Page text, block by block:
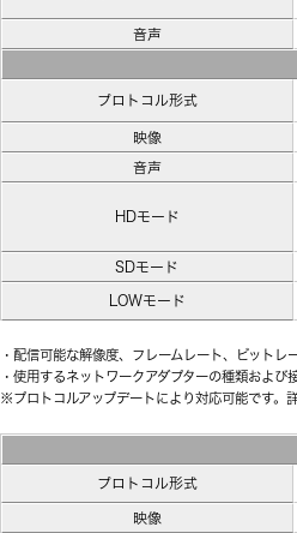
音声
プロトコル形式
映像
音声
HDモード
SDモード
LOWモード
・配信可能な解像度、フレームレート、ビットレ
・使用するネットワークアダプターの種類およ
※プロトコルアップデートにより対応可能です
プロトコル形式
映像